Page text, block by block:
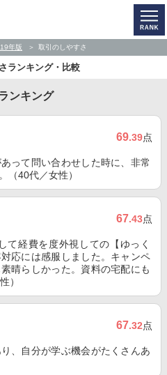
年版 取引のしやすさ
ランキング・比較
ンキング
69.39点
って問い合わせした時に、非常
（40代／女性）
67.43点
て経費を度外視しての【ゆっく
応には感服しました。キャンペ
晴らしかった。資料の宅配にも
）
67.32点
、自分が学ぶ機会がたくさんあ